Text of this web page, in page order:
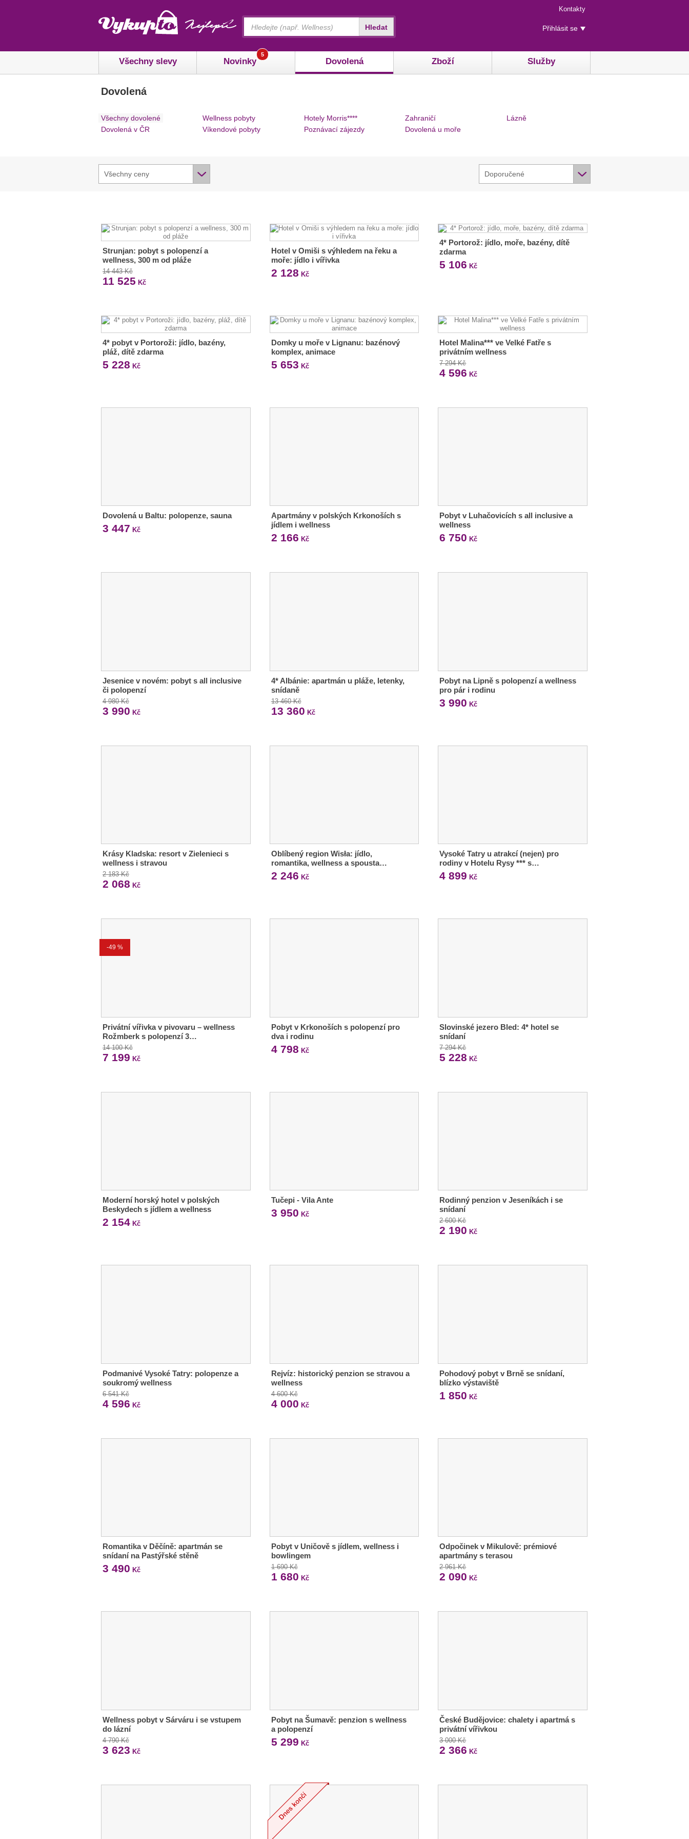
Menu
rychlého
přístupu
Kontakty
Uživatelské
menu
Přihlásit se
Všechny slevy Novinky
5
Dovolená Zboží Služby
Hledat
Dovolená
Všechny dovolené
Dovolená v ČR
Wellness pobyty
Víkendové pobyty
Hotely Morris****
Poznávací zájezdy
Zahraničí
Dovolená u moře
Lázně
Všechny ceny Doporučené
Strunjan: pobyt s polopenzí a
wellness, 300 m od pláže
14 443 Kč
11 525 Kč
Hotel v Omiši s výhledem na řeku a
moře: jídlo i vířivka
2 128 Kč
4* Portorož: jídlo, moře, bazény, dítě
zdarma
5 106 Kč
4* pobyt v Portoroži: jídlo, bazény,
pláž, dítě zdarma
5 228 Kč
Domky u moře v Lignanu: bazénový
komplex, animace
5 653 Kč
Hotel Malina*** ve Velké Fatře s
privátním wellness
7 294 Kč
4 596 Kč
Dovolená u Baltu: polopenze, sauna
3 447 Kč
Apartmány v polských Krkonoších s
jídlem i wellness
2 166 Kč
Pobyt v Luhačovicích s all inclusive a
wellness
6 750 Kč
Jesenice v novém: pobyt s all inclusive
či polopenzí
4 980 Kč
3 990 Kč
4* Albánie: apartmán u pláže, letenky,
snídaně
13 460 Kč
13 360 Kč
Pobyt na Lipně s polopenzí a wellness
pro pár i rodinu
3 990 Kč
Krásy Kladska: resort v Zielenieci s
wellness i stravou
2 183 Kč
2 068 Kč
Oblíbený region Wisła: jídlo,
romantika, wellness a spousta…
2 246 Kč
Vysoké Tatry u atrakcí (nejen) pro
rodiny v Hotelu Rysy *** s…
4 899 Kč
-49 %
Privátní vířivka v pivovaru – wellness
Rožmberk s polopenzí 3…
14 100 Kč
7 199 Kč
Pobyt v Krkonoších s polopenzí pro
dva i rodinu
4 798 Kč
Slovinské jezero Bled: 4* hotel se
snídaní
7 294 Kč
5 228 Kč
Moderní horský hotel v polských
Beskydech s jídlem a wellness
2 154 Kč
Tučepi - Vila Ante
3 950 Kč
Rodinný penzion v Jeseníkách i se
snídaní
2 600 Kč
2 190 Kč
Podmanivé Vysoké Tatry: polopenze a
soukromý wellness
6 541 Kč
4 596 Kč
Rejvíz: historický penzion se stravou a
wellness
4 600 Kč
4 000 Kč
Pohodový pobyt v Brně se snídaní,
blízko výstaviště
1 850 Kč
Romantika v Děčíně: apartmán se
snídaní na Pastýřské stěně
3 490 Kč
Pobyt v Uničově s jídlem, wellness i
bowlingem
1 690 Kč
1 680 Kč
Odpočinek v Mikulově: prémiové
apartmány s terasou
2 961 Kč
2 090 Kč
Wellness pobyt v Sárváru i se vstupem
do lázní
4 790 Kč
3 623 Kč
Pobyt na Šumavě: penzion s wellness
a polopenzí
5 299 Kč
České Budějovice: chalety i apartmá s
privátní vířivkou
3 000 Kč
2 366 Kč